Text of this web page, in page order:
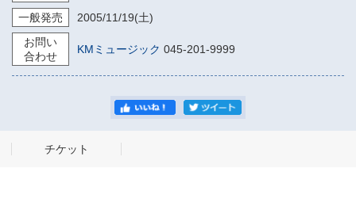
一般発売 2005/11/19(土)
お問い
合わせ
KMミュージック 045-201-9999
チケット